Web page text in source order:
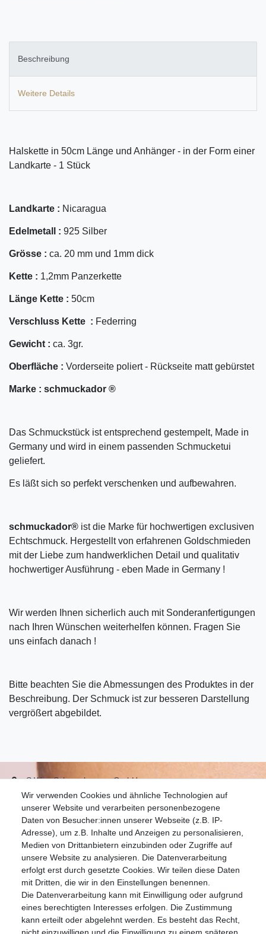
Beschreibung
Weitere Details
Halskette in 50cm Länge und Anhänger - in der Form einer
Landkarte - 1 Stück
Landkarte : Nicaragua
Edelmetall : 925 Silber
Grösse : ca. 20 mm und 1mm dick
Kette : 1,2mm Panzerkette
Länge Kette : 50cm
Verschluss Kette : Federring
Gewicht : ca. 3gr.
Oberfläche : Vorderseite poliert - Rückseite matt gebürstet
Marke : schmuckador ®
Das Schmuckstück ist entsprechend gestempelt, Made in
Germany und wird in einem passenden Schmucketui
geliefert.
Es läßt sich so perfekt verschenken und aufbewahren.
schmuckador® ist die Marke für hochwertigen exclusiven
Echtschmuck. Hergestellt von erfahrenen Goldschmieden
mit der Liebe zum handwerklichen Detail und qualitativ
hochwertiger Ausführung - eben Made in Germany !
Wir werden Ihnen sicherlich auch mit Sonderanfertigungen
nach Ihren Wünschen weiterhelfen können. Fragen Sie
uns einfach danach !
Bitte beachten Sie die Abmessungen des Produktes in der
Beschreibung. Der Schmuck ist zur besseren Darstellung
vergrößert abgebildet.
Wir verwenden Cookies und ähnliche Technologien auf
unserer Website und verarbeiten personenbezogene
Daten von Besucher:innen unserer Webseite (z.B. IP-
Adresse), um z.B. Inhalte und Anzeigen zu personalisieren,
Medien von Drittanbietern einzubinden oder Zugriffe auf
unsere Website zu analysieren. Die Datenverarbeitung
erfolgt erst durch gesetzte Cookies. Wir teilen diese Daten
mit Dritten, die wir in den Einstellungen benennen.
Die Datenverarbeitung kann mit Einwilligung oder aufgrund
eines berechtigten Interesses erfolgen. Die Zustimmung
kann erteilt oder abgelehnt werden. Es besteht das Recht,
S.W.w. Schmuckwaren GmbH
07051-9608828
info@schmuckador.de
Montag bis Freitag 8.30 – 12.00 Uhr und 13.30 bis 17.30 Uhr
Widerrufs­recht Widerrufs­formular Impressum
Daten­schutz­erklärung AGB